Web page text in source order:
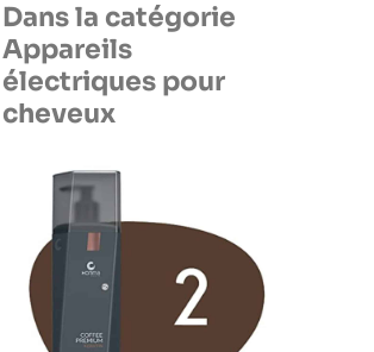
Dans la catégorie
Appareils
électriques pour
cheveux